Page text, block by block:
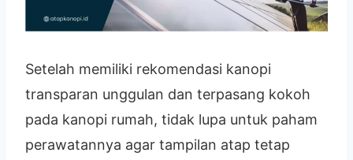
Setelah memiliki rekomendasi kanopi
transparan unggulan dan terpasang kokoh
pada kanopi rumah, tidak lupa untuk paham
perawatannya agar tampilan atap tetap